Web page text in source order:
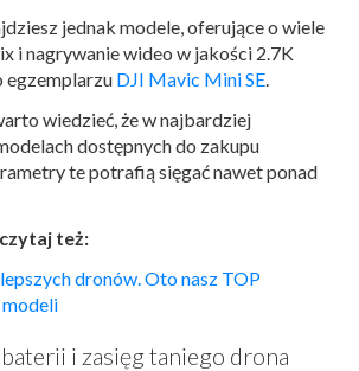
jednak modele, oferujące o wiele
i nagrywanie wideo w jakości 2.7K
egzemplarzu DJI Mavic Mini SE.
wiedzieć, że w najbardziej
dostępnych do zakupu
te potrafią sięgać nawet ponad
też:
dronów. Oto nasz TOP
i zasięg taniego drona